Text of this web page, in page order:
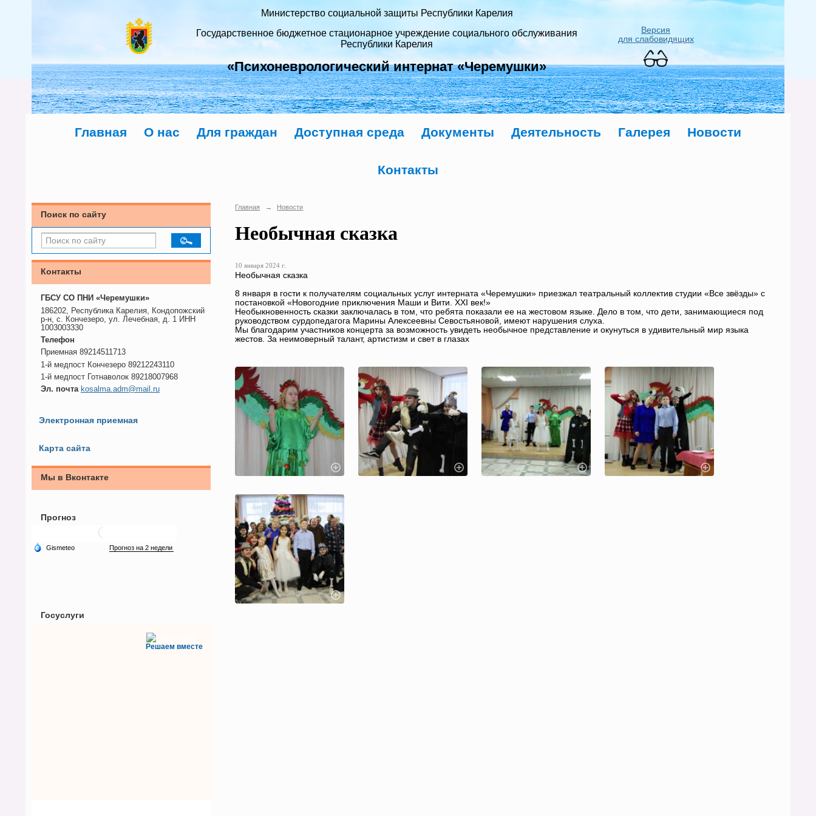
Министерство социальной защиты Республики Карелия
Государственное бюджетное стационарное учреждение социального обслуживания
Республики Карелия
«Психоневрологический интернат «Черемушки»
Версия
для слабовидящих
Главная О нас Для граждан Доступная среда Документы Деятельность Галерея Новости
Контакты
Поиск по сайту
Контакты
ГБСУ СО ПНИ «Черемушки»
186202, Республика Карелия, Кондопожский
р-н, с. Кончезеро, ул. Лечебная, д. 1 ИНН
1003003330
Телефон
Приемная 89214511713
1-й медпост Кончезеро 89212243110
1-й медпост Готнаволок 89218007968
Эл. почта kosalma.adm@mail.ru
Электронная приемная
Карта сайта
Мы в Вконтакте
Прогноз
Госуслуги
Решаем вместе
Главная → Новости
Необычная сказка
10 января 2024 г.
Необычная сказка
8 января в гости к получателям социальных услуг интерната «Черемушки» приезжал театральный коллектив студии «Все звёзды» с
постановкой «Новогодние приключения Маши и Вити. XXI век!»
Необыкновенность сказки заключалась в том, что ребята показали ее на жестовом языке. Дело в том, что дети, занимающиеся под
руководством сурдопедагога Марины Алексеевны Севостьяновой, имеют нарушения слуха.
Мы благодарим участников концерта за возможность увидеть необычное представление и окунуться в удивительный мир языка
жестов. За неимоверный талант, артистизм и свет в глазах